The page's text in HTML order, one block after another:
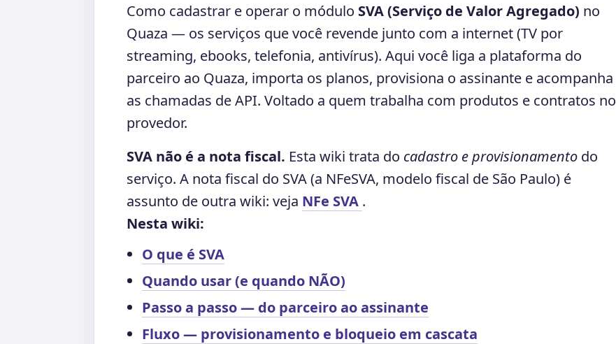
Como cadastrar e operar o módulo SVA (Serviço de Valor Agregado) no
Quaza — os serviços que você revende junto com a internet (TV por
streaming, ebooks, telefonia, antivírus). Aqui você liga a plataforma do
parceiro ao Quaza, importa os planos, provisiona o assinante e acompanha
as chamadas de API. Voltado a quem trabalha com produtos e contratos no
provedor.
SVA não é a nota fiscal. Esta wiki trata do cadastro e provisionamento do
serviço. A nota fiscal do SVA (a NFeSVA, modelo fiscal de São Paulo) é
assunto de outra wiki: veja NFe SVA .
Nesta wiki:
O que é SVA
Quando usar (e quando NÃO)
Passo a passo — do parceiro ao assinante
Fluxo — provisionamento e bloqueio em cascata